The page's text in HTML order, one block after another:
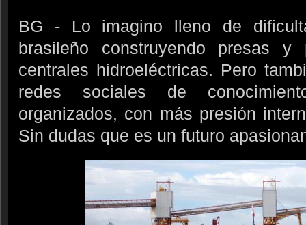
BG - Lo imagino lleno de
brasileño construyendo presas
centrales hidroeléctricas. Pero
redes sociales de
organizados, con más presión
Sin dudas que es un futuro